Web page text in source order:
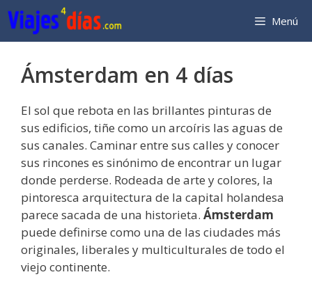
Saltar
al
contenido
Menú
Ámsterdam en 4 días
El sol que rebota en las brillantes pinturas de
sus edificios, tiñe como un arcoíris las aguas de
sus canales. Caminar entre sus calles y conocer
sus rincones es sinónimo de encontrar un lugar
donde perderse. Rodeada de arte y colores, la
pintoresca arquitectura de la capital holandesa
parece sacada de una historieta. Ámsterdam
puede definirse como una de las ciudades más
originales, liberales y multiculturales de todo el
viejo continente.